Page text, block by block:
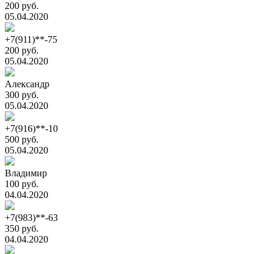
200 руб.
05.04.2020
+7(911)**-75
200 руб.
05.04.2020
Александр
300 руб.
05.04.2020
+7(916)**-10
500 руб.
05.04.2020
Владимир
100 руб.
04.04.2020
+7(983)**-63
350 руб.
04.04.2020